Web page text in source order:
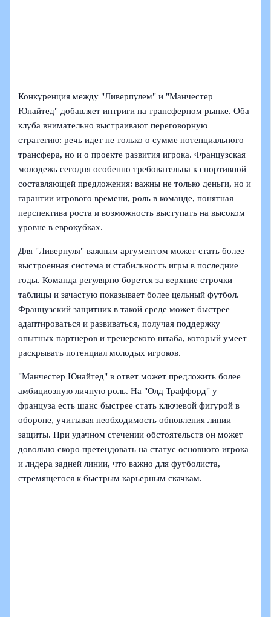
Конкуренция между "Ливерпулем" и "Манчестер
Юнайтед" добавляет интриги на трансферном рынке. Оба
клуба внимательно выстраивают переговорную
стратегию: речь идет не только о сумме потенциального
трансфера, но и о проекте развития игрока. Французская
молодежь сегодня особенно требовательна к спортивной
составляющей предложения: важны не только деньги, но и
гарантии игрового времени, роль в команде, понятная
перспектива роста и возможность выступать на высоком
уровне в еврокубках.
Для "Ливерпуля" важным аргументом может стать более
выстроенная система и стабильность игры в последние
годы. Команда регулярно борется за верхние строчки
таблицы и зачастую показывает более цельный футбол.
Французский защитник в такой среде может быстрее
адаптироваться и развиваться, получая поддержку
опытных партнеров и тренерского штаба, который умеет
раскрывать потенциал молодых игроков.
"Манчестер Юнайтед" в ответ может предложить более
амбициозную личную роль. На "Олд Траффорд" у
француза есть шанс быстрее стать ключевой фигурой в
обороне, учитывая необходимость обновления линии
защиты. При удачном стечении обстоятельств он может
довольно скоро претендовать на статус основного игрока
и лидера задней линии, что важно для футболиста,
стремящегося к быстрым карьерным скачкам.